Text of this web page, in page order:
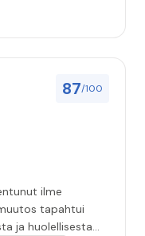
87/100
ilme
tapahtui
ja huolellisesta